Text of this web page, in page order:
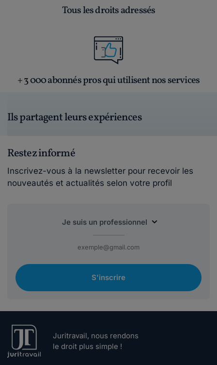
Tous les droits adressés
+ 3 000 abonnés pros qui utilisent nos services
Ils partagent leurs expériences
Restez informé
Inscrivez-vous à la newsletter pour recevoir les
nouveautés et actualités selon votre profil
S'inscrire
Juritravail, nous rendons
le droit plus simple !